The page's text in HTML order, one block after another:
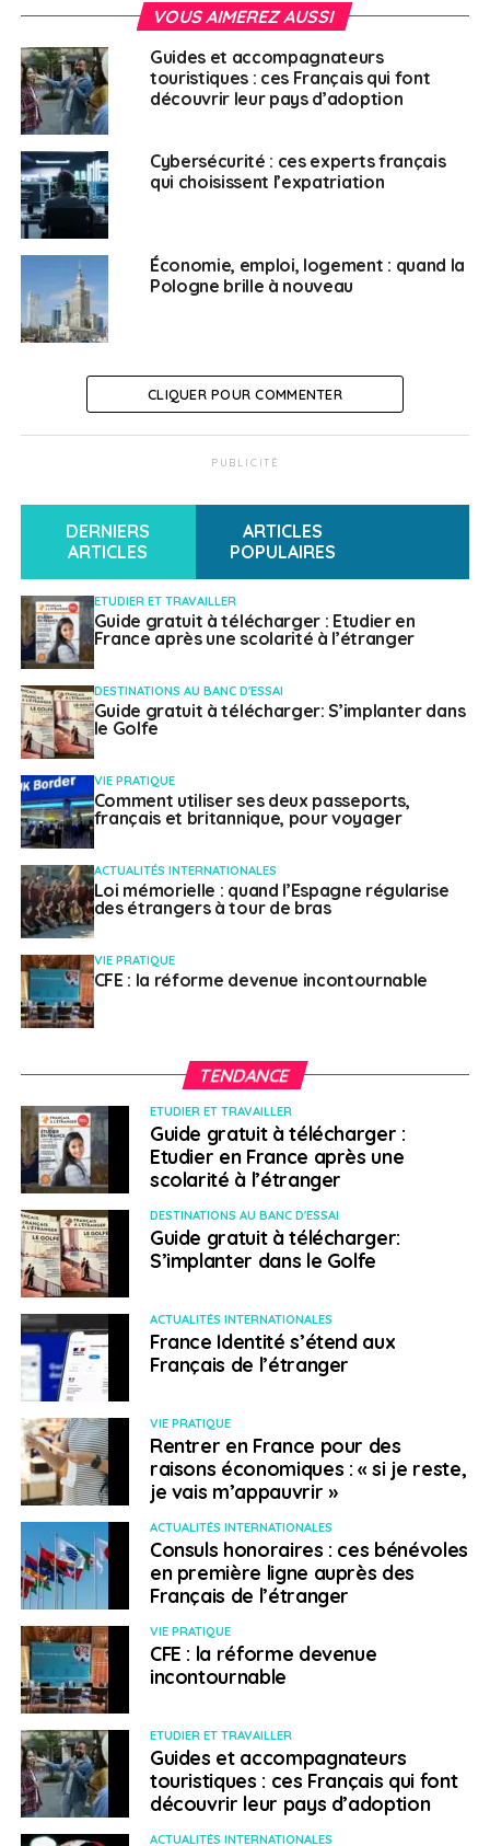
Le Salon Européen de l’éducation 2021
NE RATEZ PAS
Webinaire CCI : French Higher Education Day
Français à l'étranger
VOUS AIMEREZ AUSSI
Guides et accompagnateurs
touristiques : ces Français qui font
découvrir leur pays d’adoption
Cybersécurité : ces experts français
qui choisissent l’expatriation
Économie, emploi, logement : quand la
Pologne brille à nouveau
CLIQUER POUR COMMENTER
PUBLICITÉ
DERNIERS
ARTICLES
ARTICLES
POPULAIRES
ETUDIER ET TRAVAILLER
Guide gratuit à télécharger : Etudier en
France après une scolarité à l’étranger
DESTINATIONS AU BANC D'ESSAI
Guide gratuit à télécharger: S’implanter dans
le Golfe
VIE PRATIQUE
Comment utiliser ses deux passeports,
français et britannique, pour voyager
ACTUALITÉS INTERNATIONALES
Loi mémorielle : quand l’Espagne régularise
des étrangers à tour de bras
VIE PRATIQUE
CFE : la réforme devenue incontournable
TENDANCE
ETUDIER ET TRAVAILLER
Guide gratuit à télécharger :
Etudier en France après une
scolarité à l’étranger
DESTINATIONS AU BANC D'ESSAI
Guide gratuit à télécharger:
S’implanter dans le Golfe
ACTUALITÉS INTERNATIONALES
France Identité s’étend aux
Français de l’étranger
VIE PRATIQUE
Rentrer en France pour des
raisons économiques : « si je reste,
je vais m’appauvrir »
ACTUALITÉS INTERNATIONALES
Consuls honoraires : ces bénévoles
en première ligne auprès des
Français de l’étranger
VIE PRATIQUE
CFE : la réforme devenue
incontournable
ETUDIER ET TRAVAILLER
Guides et accompagnateurs
touristiques : ces Français qui font
découvrir leur pays d’adoption
ACTUALITÉS INTERNATIONALES